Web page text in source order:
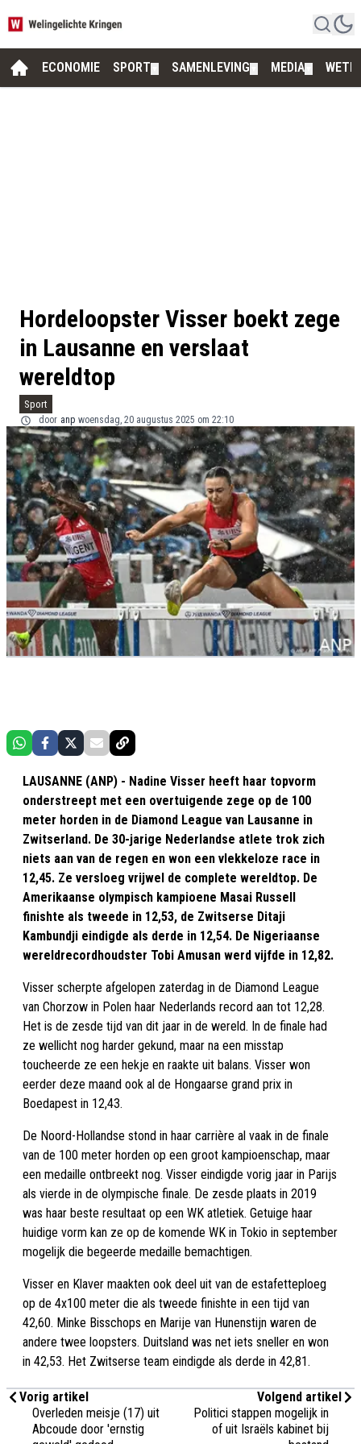
ECONOMIE SPORT SAMENLEVING MEDIA
Hordeloopster Visser boekt zege
in Lausanne en verslaat
wereldtop
Sport
door anp woensdag, 20 augustus 2025 om 22:10
LAUSANNE (ANP) - Nadine Visser heeft haar topvorm
onderstreept met een overtuigende zege op de 100
meter horden in de Diamond League van Lausanne in
Zwitserland. De 30-jarige Nederlandse atlete trok zich
niets aan van de regen en won een vlekkeloze race in
12,45. Ze versloeg vrijwel de complete wereldtop. De
Amerikaanse olympisch kampioene Masai Russell
finishte als tweede in 12,53, de Zwitserse Ditaji
Kambundji eindigde als derde in 12,54. De Nigeriaanse
wereldrecordhoudster Tobi Amusan werd vijfde in 12,82.
Visser scherpte afgelopen zaterdag in de Diamond League
van Chorzow in Polen haar Nederlands record aan tot 12,28.
Het is de zesde tijd van dit jaar in de wereld. In de finale had
ze wellicht nog harder gekund, maar na een misstap
toucheerde ze een hekje en raakte uit balans. Visser won
eerder deze maand ook al de Hongaarse grand prix in
Boedapest in 12,43.
De Noord-Hollandse stond in haar carrière al vaak in de finale
van de 100 meter horden op een groot kampioenschap, maar
een medaille ontbreekt nog. Visser eindigde vorig jaar in Parijs
als vierde in de olympische finale. De zesde plaats in 2019
was haar beste resultaat op een WK atletiek. Getuige haar
huidige vorm kan ze op de komende WK in Tokio in september
mogelijk die begeerde medaille bemachtigen.
Visser en Klaver maakten ook deel uit van de estafetteploeg
op de 4x100 meter die als tweede finishte in een tijd van
42,60. Minke Bisschops en Marije van Hunenstijn waren de
andere twee loopsters. Duitsland was net iets sneller en won
in 42,53. Het Zwitserse team eindigde als derde in 42,81.
Vorig artikel
Overleden meisje (17) uit
Abcoude door 'ernstig
Volgend artikel
Politici stappen mogelijk in
of uit Israëls kabinet bij